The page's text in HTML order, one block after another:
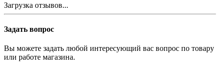
Загрузка отзывов...
Задать вопрос
Вы можете задать любой интересующий вас вопрос по товару
или работе магазина.